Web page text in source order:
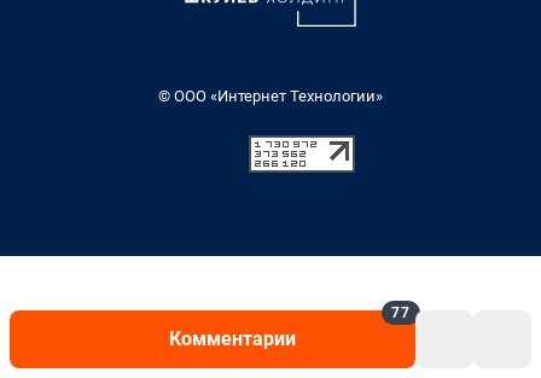
Комментарии
77
© ООО «Интернет Технологии»